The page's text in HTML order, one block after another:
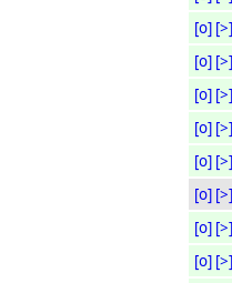
[o] [>]
[o] [>]
[o] [>]
[o] [>]
[o] [>]
[o] [>]
[o] [>]
[o] [>]